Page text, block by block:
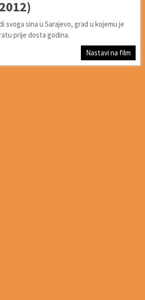
svoga sina u Sarajevo, grad u kojemu je
prije dosta godina.
Nastavi na film